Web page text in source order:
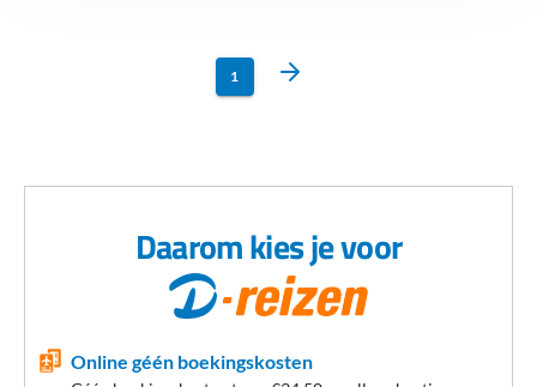
1
Daarom kies je voor
Online géén boekingskosten